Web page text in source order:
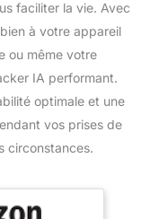
faciliter la vie. Avec
à votre appareil
ou même votre
IA performant.
optimale et une
vos prises de
circonstances.